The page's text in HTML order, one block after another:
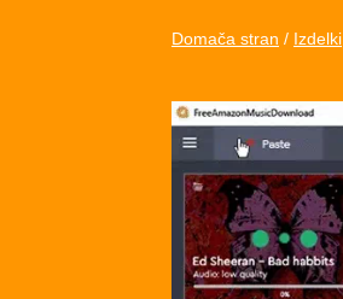
Domača stran / Izdelki